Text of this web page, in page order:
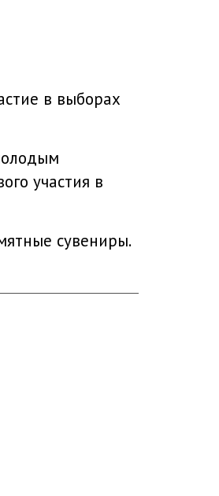
в выборах
участия в
сувениры.